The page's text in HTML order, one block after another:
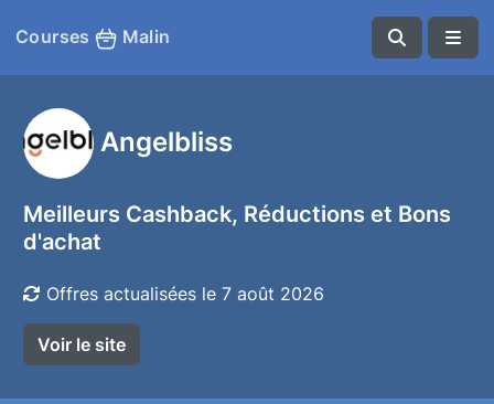
Courses Malin
Angelbliss
Meilleurs Cashback, Réductions et Bons
d'achat
Offres actualisées le 7 août 2026
Voir le site